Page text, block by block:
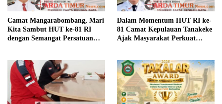
Camat Mangarabombang, Mari
Kita Sambut HUT ke-81 RI
dengan Semangat Persatuan
Dalam Momentum HUT RI ke-
81 Camat Kepulauan Tanakeke
Ajak Masyarakat Perkuat